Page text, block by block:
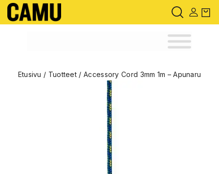
Etusivu / Tuotteet / Accessory Cord 3mm 1m – Apunaru